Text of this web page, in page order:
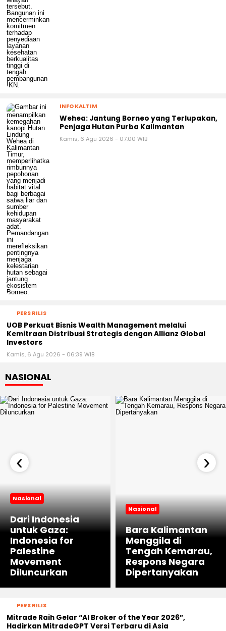
INFO KALTIM
Wehea: Jantung Borneo yang Terlupakan,
Penjaga Hutan Purba Kalimantan
Kamis, 6 Agu 2026 - 07:00 WIB
PERS RILIS
UOB Perkuat Bisnis Wealth Management melalui
Kemitraan Distribusi Strategis dengan Allianz Global
Investors
Kamis, 6 Agu 2026 - 06:39 WIB
NASIONAL
Nasional
Dari Indonesia
untuk Gaza:
Indonesia for
Palestine
Movement
Diluncurkan
Nasional
Bara Kalimantan
Menggila di
Tengah Kemarau,
Respons Negara
Dipertanyakan
‹ ›
PERS RILIS
Mitrade Raih Gelar “AI Broker of the Year 2026”,
Hadirkan MitradeGPT Versi Terbaru di Asia